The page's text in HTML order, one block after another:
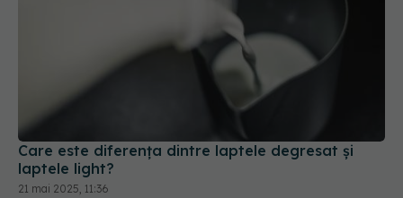
Care este diferența dintre laptele degresat și
laptele light?
21 mai 2025, 11:36